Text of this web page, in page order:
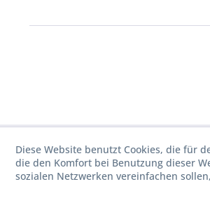
Diese Website benutzt Cookies, die für
die den Komfort bei Benutzung dieser
sozialen Netzwerken vereinfachen